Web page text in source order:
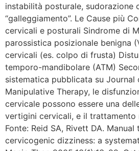
instabilità posturale, sudorazione
“galleggiamento”. Le Cause più
cervicali e posturali Sindrome di
parossistica posizionale benigna
cervicali (es. colpo di frusta)
temporo-mandibolare (ATM)
sistematica pubblicata su Journal
Manipulative Therapy, le
cervicale possono essere una
vertigini cervicali, e il trattamento
Fonte: Reid SA, Rivett DA.
cervicogenic dizziness: a